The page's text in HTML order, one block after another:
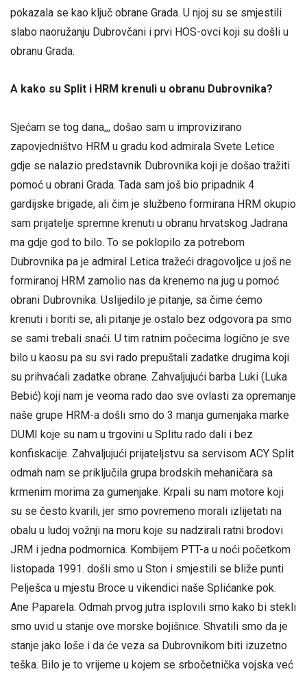
pokazala se kao ključ obrane Grada. U njoj su se smjestili
slabo naoružanju Dubrovčani i prvi HOS-ovci koji su došli u
obranu Grada.
A kako su Split i HRM krenuli u obranu Dubrovnika?
Sjećam se tog dana,,, došao sam u improvizirano
zapovjedništvo HRM u gradu kod admirala Svete Letice
gdje se nalazio predstavnik Dubrovnika koji je došao tražiti
pomoć u obrani Grada. Tada sam još bio pripadnik 4
gardijske brigade, ali čim je službeno formirana HRM okupio
sam prijatelje spremne krenuti u obranu hrvatskog Jadrana
ma gdje god to bilo. To se poklopilo za potrebom
Dubrovnika pa je admiral Letica tražeći dragovoljce u još ne
formiranoj HRM zamolio nas da krenemo na jug u pomoć
obrani Dubrovnika. Uslijedilo je pitanje, sa čime ćemo
krenuti i boriti se, ali pitanje je ostalo bez odgovora pa smo
se sami trebali snaći. U tim ratnim počecima logično je sve
bilo u kaosu pa su svi rado prepuštali zadatke drugima koji
su prihvaćali zadatke obrane. Zahvaljujući barba Luki (Luka
Bebić) koji nam je veoma rado dao sve ovlasti za opremanje
naše grupe HRM-a došli smo do 3 manja gumenjaka marke
DUMI koje su nam u trgovini u Splitu rado dali i bez
konfiskacije. Zahvaljujući prijateljstvu sa servisom ACY Split
odmah nam se priključila grupa brodskih mehaničara sa
krmenim morima za gumenjake. Krpali su nam motore koji
su se često kvarili, jer smo povremeno morali izlijetati na
obalu u ludoj vožnji na moru koje su nadzirali ratni brodovi
JRM i jedna podmornica. Kombijem PTT-a u noći početkom
listopada 1991. došli smo u Ston i smjestili se bliže punti
Pelješca u mjestu Broce u vikendici naše Splićanke pok.
Ane Paparela. Odmah prvog jutra isplovili smo kako bi stekli
smo uvid u stanje ove morske bojišnice. Shvatili smo da je
stanje jako loše i da će veza sa Dubrovnikom biti izuzetno
teška. Bilo je to vrijeme u kojem se srbočetnička vojska već